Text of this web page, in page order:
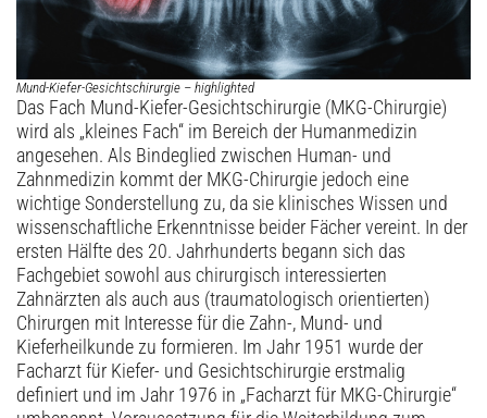
Mund-Kiefer-Gesichtschirurgie – highlighted
Das Fach Mund-Kiefer-Gesichts­chirurgie (MKG-Chirurgie)
wird als „kleines Fach“ im Bereich der Humanmedizin
angesehen. Als Bindeglied zwischen Human- und
Zahnmedizin kommt der MKG-Chirurgie jedoch eine
wichtige Sonderstellung zu, da sie klinisches Wissen und
wissenschaftliche Erkenntnisse beider Fächer vereint. In der
ersten Hälfte des 20. Jahrhunderts begann sich das
Fachgebiet sowohl aus chirurgisch interessierten
Zahnärzten als auch aus (traumatologisch orientierten)
Chirurgen mit Interesse für die Zahn-, Mund- und
Kieferheilkunde zu formieren. Im Jahr 1951 wurde der
Facharzt für Kiefer- und Gesichtschirurgie erstmalig
definiert und im Jahr 1976 in „Facharzt für MKG-Chirurgie“